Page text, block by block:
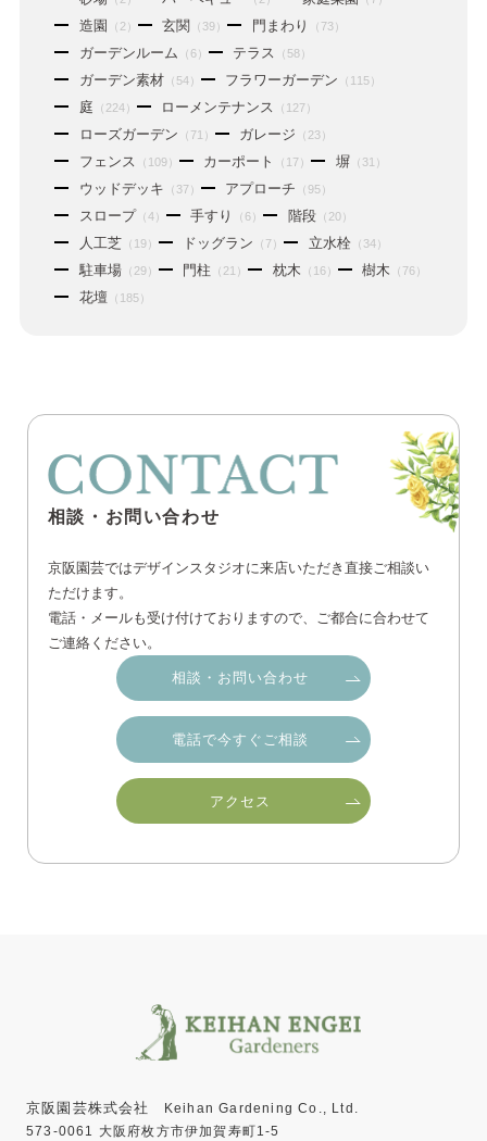
造園 （2） 玄関 （39） 門まわり （73）
ガーデンルーム （6） テラス （58）
ガーデン素材（54） フラワーガーデン （115）
庭 （224） ローメンテナンス （127）
ローズガーデン （71） ガレージ （23）
フェンス （109） カーポート （17） 塀（31）
ウッドデッキ （37） アプローチ （95）
スロープ（4） 手すり （6） 階段（20）
人工芝（19） ドッグラン （7） 立水栓（34）
駐車場（29） 門柱 （21） 枕木 （16） 樹木 （76）
花壇 （185）
相談・お問い合わせ
京阪園芸ではデザインスタジオに来店いただき直接ご相談い
ただけます。
電話・メールも受け付けておりますので、ご都合に合わせて
ご連絡ください。
相談・お問い合わせ
電話で今すぐご相談
アクセス
京阪園芸株式会社
Keihan Gardening Co., Ltd.
573-0061 大阪府枚方市伊加賀寿町1-5